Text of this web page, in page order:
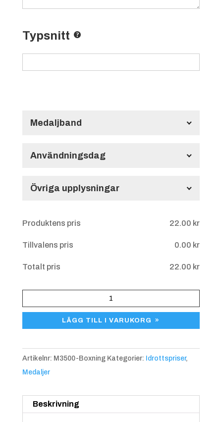
Typsnitt
Medaljband
700x22 mm
Användningsdag
Övriga upplysningar
Produktens pris 22.00 kr
Tillvalens pris 0.00 kr
Totalt pris 22.00 kr
Boxning
LÄGG TILL I VARUKORG
Artikelnr: M3500-Boxning Kategorier: Idrottspriser,
Medaljer
Beskrivning